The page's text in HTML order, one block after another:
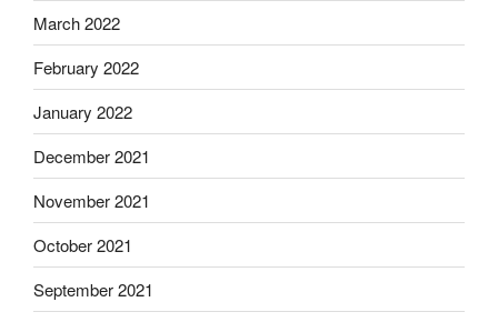
March 2022
February 2022
January 2022
December 2021
November 2021
October 2021
September 2021